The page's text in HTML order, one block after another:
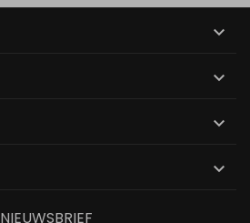




NIEUWSBRIEF